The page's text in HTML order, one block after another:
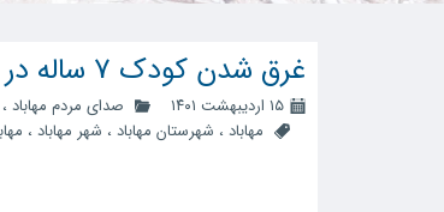
غرق شدن کودک 7 ساله در رودخانه مهاباد
۱۵ اردیبهشت ۱۴۰۱ صدای مردم مهاباد ،
مهاباد ، شهرستان مهاباد ، شهر مهاباد ،